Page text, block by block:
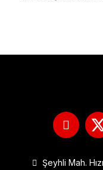
Şeyhli Mah.